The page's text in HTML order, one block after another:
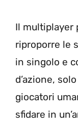
Il multiplayer
riproporre le
in singolo e
d’azione,
giocatori
sfidare in